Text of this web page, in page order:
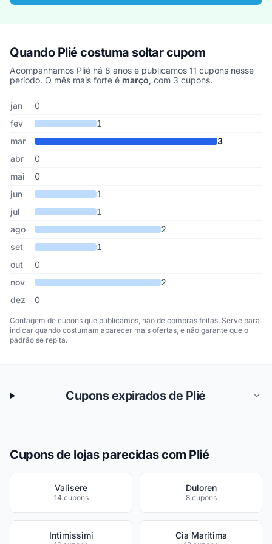
Quando Plié costuma soltar cupom
Acompanhamos Plié há 8 anos e publicamos 11 cupons nesse
período. O mês mais forte é março, com 3 cupons.
Cupons de Plié publicados por mês, somando os últimos 8 anos
Mês Cupons publicados
jan
0
fev
1
mar
3
abr
0
mai
0
jun
1
jul
1
ago
2
set
1
out
0
nov
2
dez
0
Contagem de cupons que publicamos, não de compras feitas. Serve para
indicar quando costumam aparecer mais ofertas, e não garante que o
padrão se repita.
Cupons expirados de Plié
Cupons de lojas parecidas com Plié
Valisere
14 cupons
Duloren
8 cupons
Intimissimi Cia Marítima